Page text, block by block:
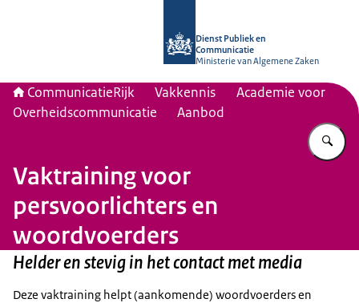
Dienst Publiek en
Communicatie
Ministerie van Algemene Zaken
CommunicatieRijk Vakkennis
Academie voor
Overheidscommunicatie
Aanbod
Vaktraining voor
persvoorlichters en
woordvoerders
Helder en stevig in het contact met media
Deze vaktraining helpt (aankomende) woordvoerders en